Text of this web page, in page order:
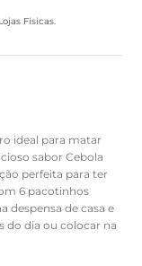
Físicas.
ideal para matar
sabor Cebola
perfeita para ter
6 pacotinhos
despensa de casa e
do dia ou colocar na